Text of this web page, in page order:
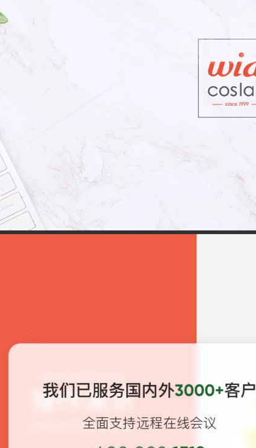
我们已服务国内外3000+客户
全面支持远程在线会议